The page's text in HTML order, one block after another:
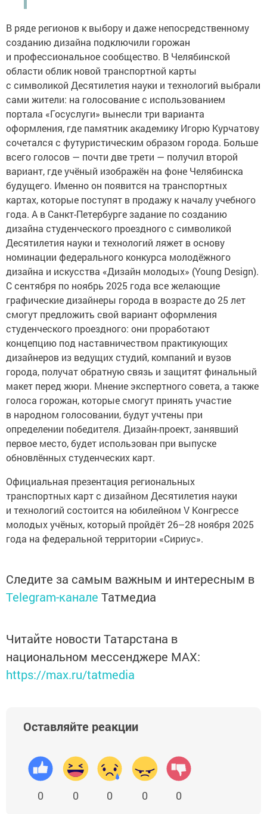
В ряде регионов к выбору и даже непосредственному
созданию дизайна подключили горожан
и профессиональное сообщество. В Челябинской
области облик новой транспортной карты
с символикой Десятилетия науки и технологий выбрали
сами жители: на голосование с использованием
портала «Госуслуги» вынесли три варианта
оформления, где памятник академику Игорю Курчатову
сочетался с футуристическим образом города. Больше
всего голосов — почти две трети — получил второй
вариант, где учёный изображён на фоне Челябинска
будущего. Именно он появится на транспортных
картах, которые поступят в продажу к началу учебного
года. А в Санкт-Петербурге задание по созданию
дизайна студенческого проездного с символикой
Десятилетия науки и технологий ляжет в основу
номинации федерального конкурса молодёжного
дизайна и искусства «Дизайн молодых» (Young Design).
С сентября по ноябрь 2025 года все желающие
графические дизайнеры города в возрасте до 25 лет
смогут предложить свой вариант оформления
студенческого проездного: они проработают
концепцию под наставничеством практикующих
дизайнеров из ведущих студий, компаний и вузов
города, получат обратную связь и защитят финальный
макет перед жюри. Мнение экспертного совета, а также
голоса горожан, которые смогут принять участие
в народном голосовании, будут учтены при
определении победителя. Дизайн-проект, занявший
первое место, будет использован при выпуске
обновлённых студенческих карт.
Официальная презентация региональных
транспортных карт с дизайном Десятилетия науки
и технологий состоится на юбилейном V Конгрессе
молодых учёных, который пройдёт 26–28 ноября 2025
года на федеральной территории «Сириус».
Следите за самым важным и интересным в
Telegram-канале Татмедиа
Читайте новости Татарстана в
национальном мессенджере MАХ:
https://max.ru/tatmedia
Оставляйте реакции
0 0 0 0 0